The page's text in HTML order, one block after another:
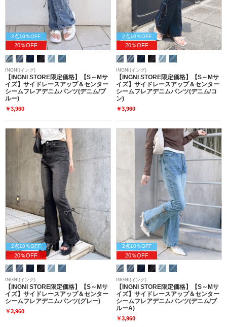
2点10％OFF
20％OFF
INGNI(イング)
【INGNI STORE限定価格】【S～Mサ
イズ】サイドレースアップ＆センター
シームフレアデニムパンツ(デニム/ブ
ルー)
￥3,960
2点10％OFF
20％OFF
INGNI(イング)
【INGNI STORE限定価格】【S～Mサ
イズ】サイドレースアップ＆センター
シームフレアデニムパンツ(デニム/コ
ン)
￥3,960
2点10％OFF
20％OFF
INGNI(イング)
【INGNI STORE限定価格】【S～Mサ
イズ】サイドレースアップ＆センター
シームフレアデニムパンツ(グレー)
￥3,960
2点10％OFF
20％OFF
INGNI(イング)
【INGNI STORE限定価格】【S～Mサ
イズ】サイドレースアップ＆センター
シームフレアデニムパンツ(デニム/ブ
ルーA)
￥3,960